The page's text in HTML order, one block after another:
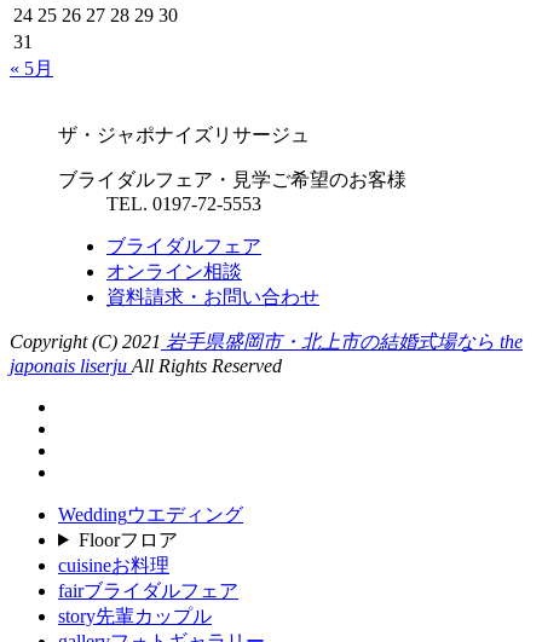
24 25 26 27 28 29 30
31
« 5月
ザ・ジャポナイズリサージュ
ブライダルフェア・見学ご希望のお客様
TEL. 0197-72-5553
ブライダルフェア
オンライン相談
資料請求・お問い合わせ
Copyright (C) 2021 岩手県盛岡市・北上市の結婚式場なら the
japonais liserju All Rights Reserved
Weddingウエディング
Floorフロア
cuisineお料理
fairブライダルフェア
story先輩カップル